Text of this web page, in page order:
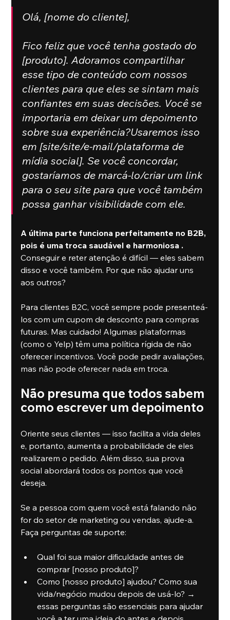
Olá, [nome do cliente],
Fico feliz que você tenha gostado do
[produto]. Adoramos compartilhar
esse tipo de conteúdo com nossos
clientes para que eles se sintam mais
confiantes em suas decisões. Você se
importaria em deixar um depoimento
sobre sua experiência?Usaremos isso
em [site/site/e-mail/plataforma de
mídia social]. Se você concordar,
gostaríamos de marcá-lo/criar um link
para o seu site para que você também
possa ganhar visibilidade com ele.
A última parte funciona perfeitamente no B2B,
pois é uma troca saudável e harmoniosa .
Conseguir e reter atenção é difícil — eles sabem
disso e você também. Por que não ajudar uns
aos outros?
Para clientes B2C, você sempre pode presenteá-
los com um cupom de desconto para compras
futuras. Mas cuidado! Algumas plataformas
(como o Yelp) têm uma política rígida de não
oferecer incentivos. Você pode pedir avaliações,
mas não pode oferecer nada em troca.
Não presuma que todos sabem
como escrever um depoimento
Oriente seus clientes — isso facilita a vida deles
e, portanto, aumenta a probabilidade de eles
realizarem o pedido. Além disso, sua prova
social abordará todos os pontos que você
deseja.
Se a pessoa com quem você está falando não
for do setor de marketing ou vendas, ajude-a.
Faça perguntas de suporte:
Qual foi sua maior dificuldade antes de
comprar [nosso produto]?
Como [nosso produto] ajudou? Como sua
vida/negócio mudou depois de usá-lo? →
essas perguntas são essenciais para ajudar